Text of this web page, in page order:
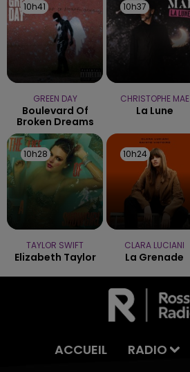
10h41
10h41
GREEN DAY
Boulevard Of
Broken Dreams
10h37
10h37
CHRISTOPHE MAE
La Lune
10h28
10h28
TAYLOR SWIFT
Elizabeth Taylor
10h24
10h24
CLARA LUCIANI
La Grenade
ACCUEIL RADIO